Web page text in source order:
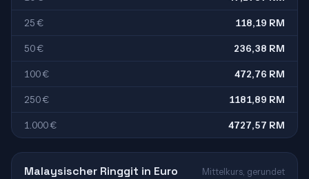
25 € 118,19 RM
50 € 236,38 RM
100 € 472,76 RM
250 € 1181,89 RM
1.000 € 4727,57 RM
Malaysischer Ringgit in Euro Mittelkurs, gerundet